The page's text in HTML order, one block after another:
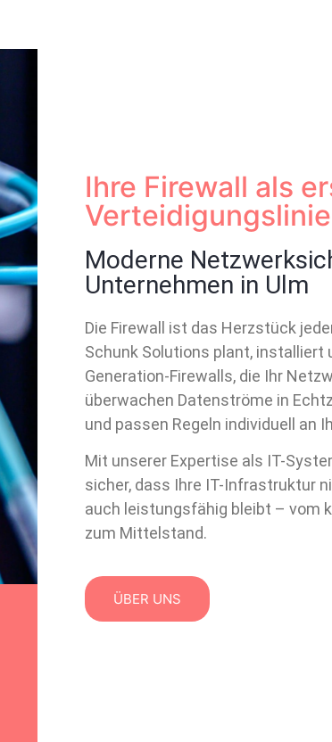
Ihre Firewall als
Moderne
Unternehmen in Ulm
Die Firewall ist das Herzstück
Schunk Solutions plant, installiert
Generation-Firewalls, die Ihr
überwachen Datenströme in
und passen Regeln individuell an
Mit unserer Expertise als IT-
sicher, dass Ihre IT-Infrastruktur
auch leistungsfähig bleibt – vom
zum Mittelstand.
ÜBER UNS